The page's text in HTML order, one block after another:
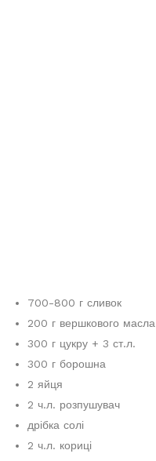
700-800 г сливок
200 г вершкового масла
300 г цукру + 3 ст.л.
300 г борошна
2 яйця
2 ч.л. розпушувач
дрібка солі
2 ч.л. кориці